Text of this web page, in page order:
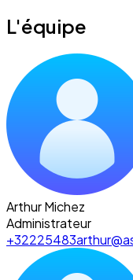
L'équipe
Arthur Michez
Administrateur
+32225483